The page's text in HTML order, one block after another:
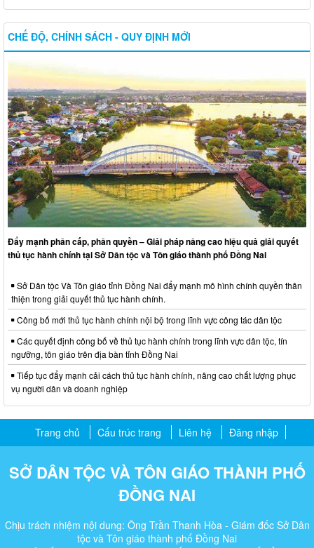
CHẾ ĐỘ, CHÍNH SÁCH - QUY ĐỊNH MỚI
Đẩy mạnh phân cấp, phân quyền – Giải pháp nâng cao hiệu quả giải quyết
thủ tục hành chính tại Sở Dân tộc và Tôn giáo thành phố Đồng Nai
Sở Dân tộc Và Tôn giáo tỉnh Đồng Nai đẩy mạnh mô hình chính quyền thân
thiện trong giải quyết thủ tục hành chính.
Công bố mới thủ tục hành chính nội bộ trong lĩnh vực công tác dân tộc
Các quyết định công bố về thủ tục hành chính trong lĩnh vực dân tộc, tín
ngưỡng, tôn giáo trên địa bàn tỉnh Đồng Nai
Tiếp tục đẩy mạnh cải cách thủ tục hành chính, nâng cao chất lượng phục
vụ người dân và doanh nghiệp
Trang chủ Cấu trúc trang Liên hệ Đăng nhập
SỞ DÂN TỘC VÀ TÔN GIÁO THÀNH PHỐ
ĐỒNG NAI
Chịu trách nhiệm nội dung: Ông Trần Thanh Hòa - Giám đốc Sở Dân
tộc và Tôn giáo thành phố Đồng Nai